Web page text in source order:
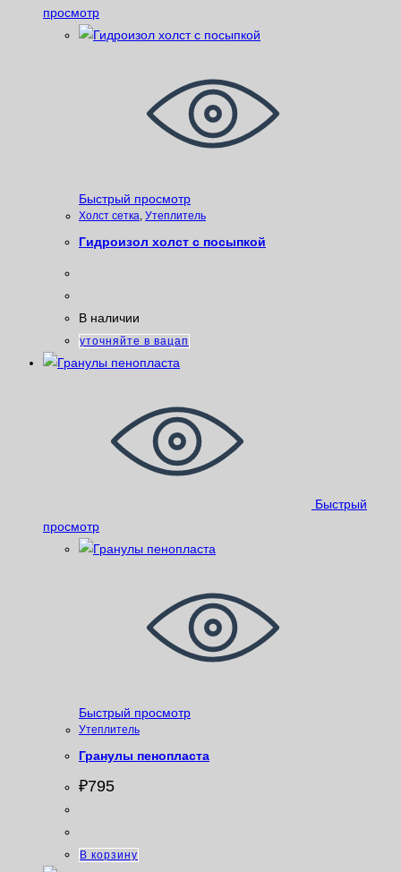
просмотр
Быстрый просмотр
Xолст сетка Утеплитель
Гидроизол холст с посыпкой
В наличии
уточняйте в вацап
Быстрый
просмотр
Быстрый просмотр
Утеплитель
Гранулы пенопласта
₽795
В корзину